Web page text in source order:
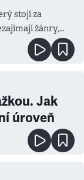
stojí za
žánry,
Jak
úroveň